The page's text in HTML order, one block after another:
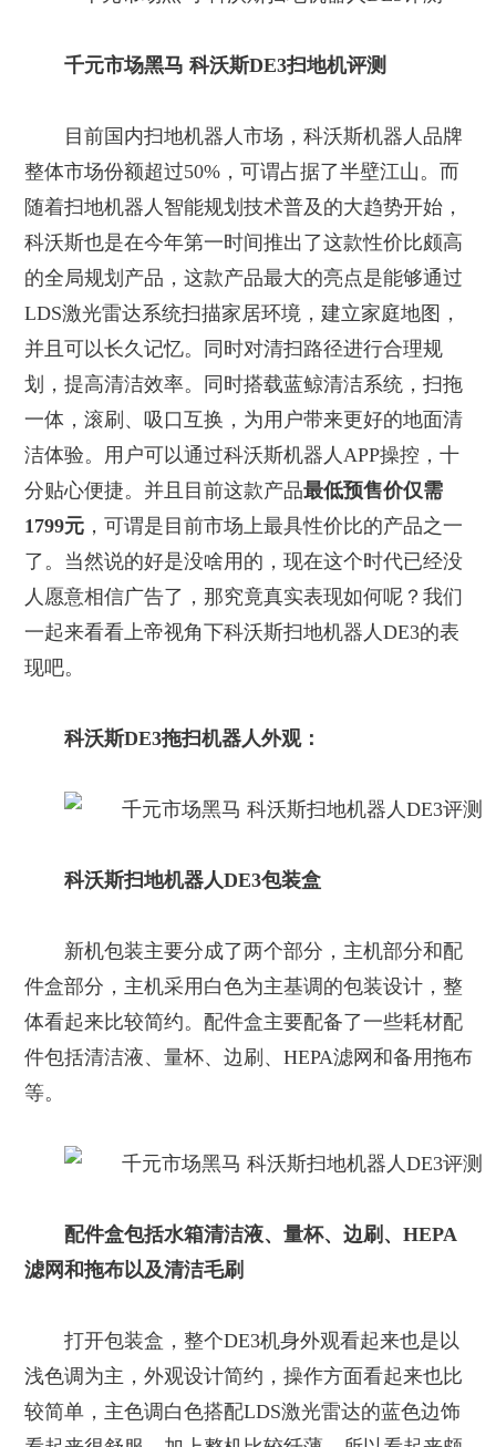
千元市场黑马 科沃斯DE3扫地机评测
目前国内扫地机器人市场，科沃斯机器人品牌
整体市场份额超过50%，可谓占据了半壁江山。而
随着扫地机器人智能规划技术普及的大趋势开始，
科沃斯也是在今年第一时间推出了这款性价比颇高
的全局规划产品，这款产品最大的亮点是能够通过
LDS激光雷达系统扫描家居环境，建立家庭地图，
并且可以长久记忆。同时对清扫路径进行合理规
划，提高清洁效率。同时搭载蓝鲸清洁系统，扫拖
一体，滚刷、吸口互换，为用户带来更好的地面清
洁体验。用户可以通过科沃斯机器人APP操控，十
分贴心便捷。并且目前这款产品最低预售价仅需
1799元，可谓是目前市场上最具性价比的产品之一
了。当然说的好是没啥用的，现在这个时代已经没
人愿意相信广告了，那究竟真实表现如何呢？我们
一起来看看上帝视角下科沃斯扫地机器人DE3的表
现吧。
科沃斯DE3拖扫机器人外观：
科沃斯扫地机器人DE3包装盒
新机包装主要分成了两个部分，主机部分和配
件盒部分，主机采用白色为主基调的包装设计，整
体看起来比较简约。配件盒主要配备了一些耗材配
件包括清洁液、量杯、边刷、HEPA滤网和备用拖布
等。
配件盒包括水箱清洁液、量杯、边刷、HEPA
滤网和拖布以及清洁毛刷
打开包装盒，整个DE3机身外观看起来也是以
浅色调为主，外观设计简约，操作方面看起来也比
较简单，主色调白色搭配LDS激光雷达的蓝色边饰